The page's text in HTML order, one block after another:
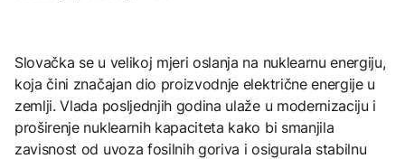
Slovačka se u velikoj mjeri oslanja na nuklearnu energiju,
koja čini značajan dio proizvodnje električne energije u
zemlji. Vlada posljednjih godina ulaže u modernizaciju i
proširenje nuklearnih kapaciteta kako bi smanjila
zavisnost od uvoza fosilnih goriva i osigurala stabilnu